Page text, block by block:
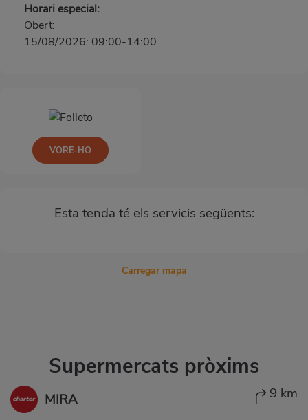
Horari especial:
Obert:
15/08/2026: 09:00-14:00
Esta tenda té els servicis següents:
VORE-HO
Carregar mapa
Supermercats pròxims
MIRA 9 km